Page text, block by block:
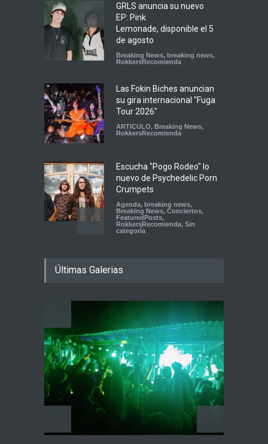
GRLS anuncia su nuevo
EP: Pink
Lemonade, disponible el 5
de agosto
Breaking News, breaking news,
RokkersRecomienda
Las Fokin Biches anuncian
su gira internacional "Fuga
Tour 2026"
ARTICULO, Breaking News,
RokkersRecomienda
Escucha "Pogo Rodeo" lo
nuevo de Psychedelic Porn
Crumpets
Agenda, breaking news,
Breaking News, Conciertos,
FeaturedPosts,
RokkersRecomienda, Sin
categoría
en el Auditorio BB de la
news,Breaking News,
Playlist Dale Mixx 2026:
escucha las canciones que
sonarán en el festival
Agenda ,ARTICULO ,Conciertos
Últimas Galerias